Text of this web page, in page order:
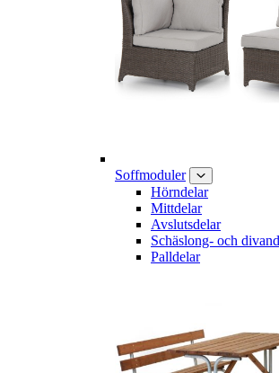
Soffmoduler
Hörndelar
Mittdelar
Avslutsdelar
Schäslong- och
Palldelar